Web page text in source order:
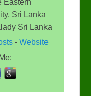
Eastern
Sri Lanka
Sri Lanka
-Website